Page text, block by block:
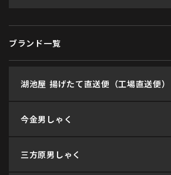
ブランド一覧
湖池屋 揚げたて直送便（工場直送便）
今金男しゃく
三方原男しゃく